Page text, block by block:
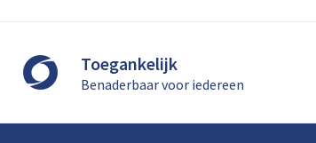
Toegankelijk
Benaderbaar voor iedereen